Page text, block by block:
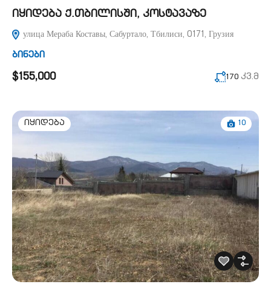
იყიდება ქ.თბილისში, კოსტავაზე
улица Мераба Коставы, Сабуртало, Тбилиси, 0171, Грузия
ბინები
$155,000 170 კვ.მ
იყიდება 10